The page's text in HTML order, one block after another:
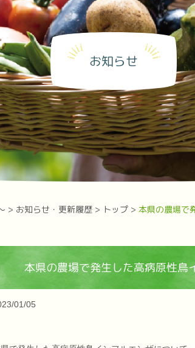
お知らせ
> お知らせ・更新履歴 > トップ > 本県の農場で
本県の農場で発生した高病原性鳥
01/05